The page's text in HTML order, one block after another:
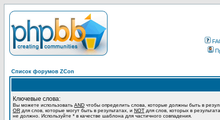
Список форумов ZCon
Ключевые слова:
Вы можете использовать AND чтобы определить слова, которые должны быть в
OR для слов, которые могут быть в результатах, и NOT для слов, которых в
не должно. Используйте * в качестве шаблона для частичного совпадения.